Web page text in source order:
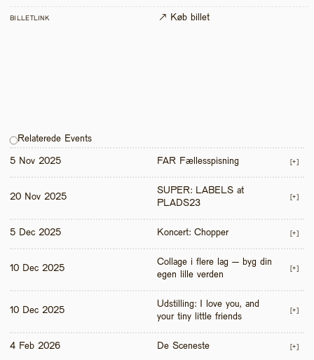
BILLETLINK ↗ Køb billet
Relaterede Events
5 Nov 2025 FAR Fællesspisning [+]
20 Nov 2025
SUPER: LABELS at
PLADS23
[+]
5 Dec 2025 Koncert: Chopper [+]
10 Dec 2025
Collage i flere lag – byg din
egen lille verden
[+]
10 Dec 2025
Udstilling: I love you, and
your tiny little friends
[+]
4 Feb 2026 De Sceneste [+]